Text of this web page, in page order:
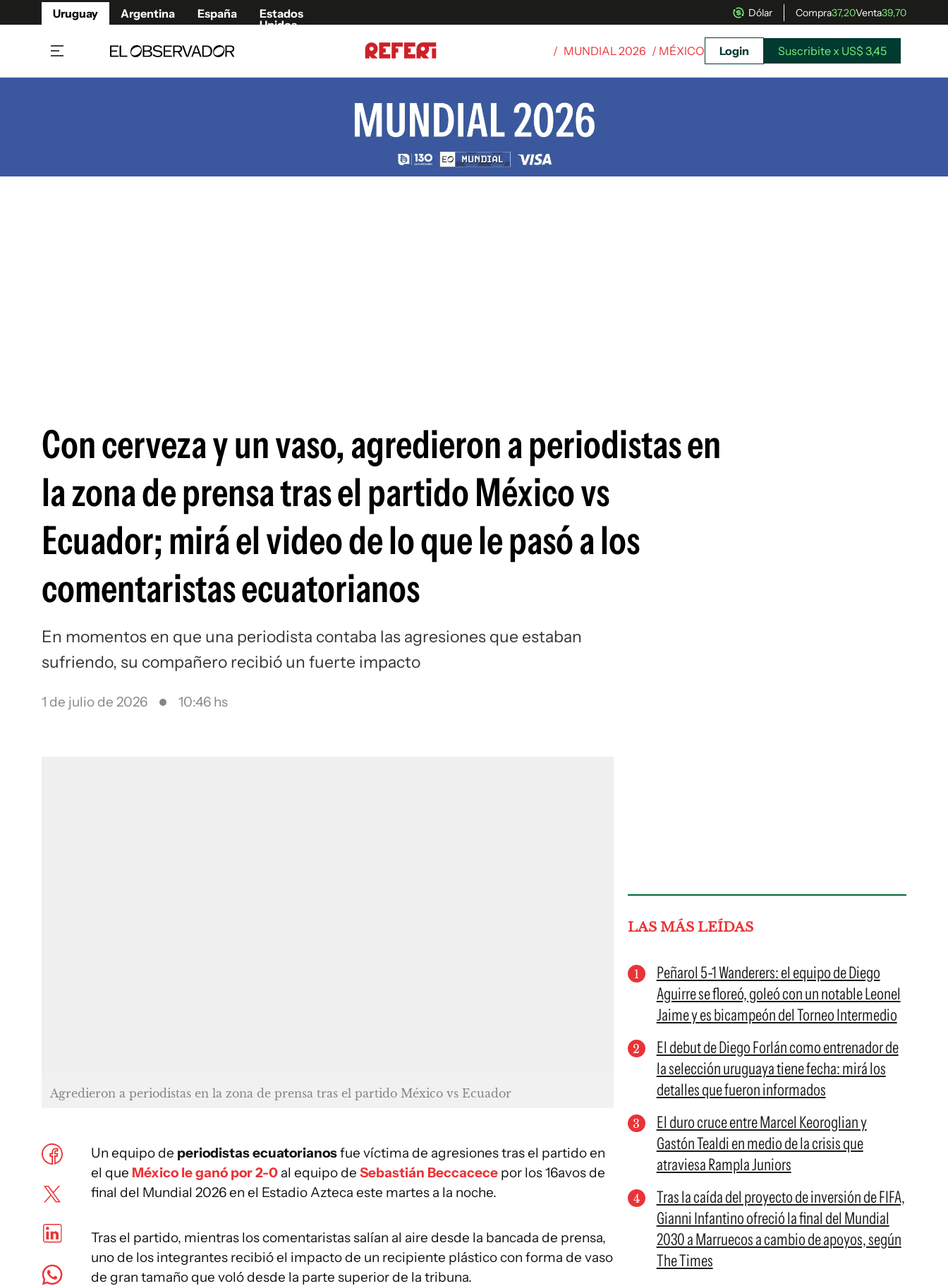
Uruguay Argentina España
Estados
Unidos
Dólar Compra37,20Venta39,70
/ MUNDIAL 2026 / MÉXICO Login Suscribite x US$ 3,45
Con cerveza y un vaso, agredieron a periodistas en
la zona de prensa tras el partido México vs
Ecuador; mirá el video de lo que le pasó a los
comentaristas ecuatorianos
En momentos en que una periodista contaba las agresiones que estaban
sufriendo, su compañero recibió un fuerte impacto
1 de julio de 2026 10:46 hs
Agredieron a periodistas en la zona de prensa tras el partido México vs Ecuador
Un equipo de periodistas ecuatorianosfue víctima de agresiones tras el partido en
el que México le ganó por 2-0 al equipo de Sebastián Beccacece por los 16avos de
final del Mundial 2026 en el Estadio Azteca este martes a la noche.
Tras el partido, mientras los comentaristas salían al aire desde la bancada de prensa,
uno de los integrantes recibió el impacto de un recipiente plástico con forma de vaso
de gran tamaño que voló desde la parte superior de la tribuna.
LAS MÁS LEÍDAS
Peñarol 5-1 Wanderers: el equipo de Diego
Aguirre se floreó, goleó con un notable Leonel
Jaime y es bicampeón del Torneo Intermedio
El debut de Diego Forlán como entrenador de
la selección uruguaya tiene fecha: mirá los
detalles que fueron informados
El duro cruce entre Marcel Keoroglian y
Gastón Tealdi en medio de la crisis que
atraviesa Rampla Juniors
Tras la caída del proyecto de inversión de FIFA,
Gianni Infantino ofreció la final del Mundial
2030 a Marruecos a cambio de apoyos, según
The Times